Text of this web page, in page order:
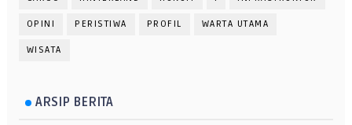
OPINI PERISTIWA PROFIL WARTA UTAMA
WISATA
ARSIP BERITA